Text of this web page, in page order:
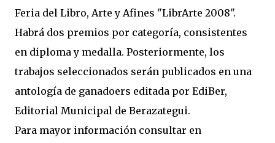
Feria del Libro, Arte y Afines "LibrArte 2008".
Habrá dos premios por categoría, consistentes
en diploma y medalla. Posteriormente, los
trabajos seleccionados serán publicados en una
antología de ganadoers editada por EdiBer,
Editorial Municipal de Berazategui.
Para mayor información consultar en